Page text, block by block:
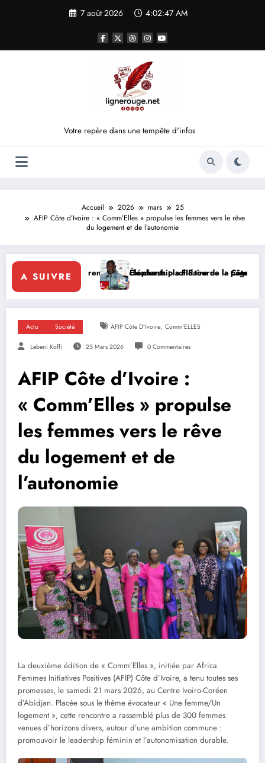
7 août 2026 4:02:48 AM
Votre repère dans une tempête d'infos
Accueil 2026 mars
25
AFIP Côte d’Ivoire : « Comm’Elles » propulse les femmes vers le rêve
du logement et de l’autonomie
A SUIVRE
le leadership solidaire de la Côte d’Ivoire en Afrique
Éléphants : la FIF tourne la page Emerse Faé
Actu Société AFIP Côte D’Ivoire, Comm'ELLES
Lebeni Koffi 25 Mars 2026 0 Commentaires
AFIP Côte d’Ivoire :
« Comm’Elles » propulse
les femmes vers le rêve
du logement et de
l’autonomie
La deuxième édition de « Comm’Elles », initiée par Africa
Femmes Initiatives Positives (AFIP) Côte d’Ivoire, a tenu toutes ses
promesses, le samedi 21 mars 2026, au Centre Ivoiro-Coréen
d’Abidjan. Placée sous le thème évocateur « Une femme/Un
logement », cette rencontre a rassemblé plus de 300 femmes
venues d’horizons divers, autour d’une ambition commune :
promouvoir le leadership féminin et l’autonomisation durable.